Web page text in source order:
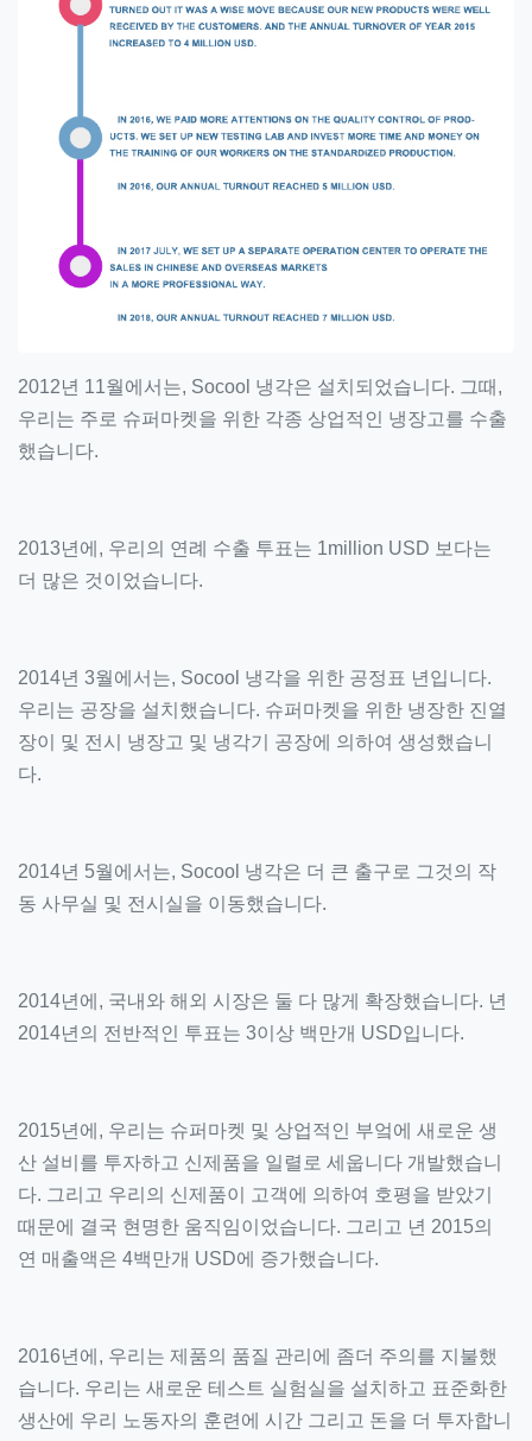
2012년 11월에서는, Socool 냉각은 설치되었습니다. 그때,
우리는 주로 슈퍼마켓을 위한 각종 상업적인 냉장고를 수출
했습니다.
2013년에, 우리의 연례 수출 투표는 1million USD 보다는
더 많은 것이었습니다.
2014년 3월에서는, Socool 냉각을 위한 공정표 년입니다.
우리는 공장을 설치했습니다. 슈퍼마켓을 위한 냉장한 진열
장이 및 전시 냉장고 및 냉각기 공장에 의하여 생성했습니
다.
2014년 5월에서는, Socool 냉각은 더 큰 출구로 그것의 작
동 사무실 및 전시실을 이동했습니다.
2014년에, 국내와 해외 시장은 둘 다 많게 확장했습니다. 년
2014년의 전반적인 투표는 3이상 백만개 USD입니다.
2015년에, 우리는 슈퍼마켓 및 상업적인 부엌에 새로운 생
산 설비를 투자하고 신제품을 일렬로 세웁니다 개발했습니
다. 그리고 우리의 신제품이 고객에 의하여 호평을 받았기
때문에 결국 현명한 움직임이었습니다. 그리고 년 2015의
연 매출액은 4백만개 USD에 증가했습니다.
2016년에, 우리는 제품의 품질 관리에 좀더 주의를 지불했
습니다. 우리는 새로운 테스트 실험실을 설치하고 표준화한
생산에 우리 노동자의 훈련에 시간 그리고 돈을 더 투자합니